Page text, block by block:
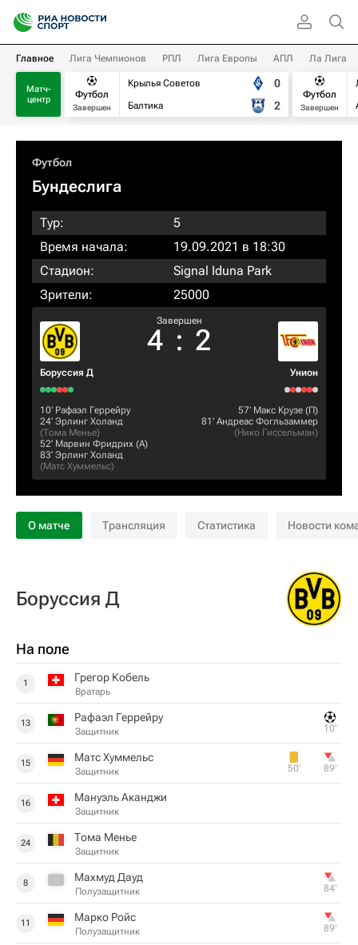
Главное Лига Чемпионов РПЛ Лига Европы АПЛ Ла Лига
Матч-
центр
Футбол
Завершен
Крылья Советов
Балтика
0
2
Футбол
Завершен
Футбол
Бундеслига
Тур:
5
Время начала:
19.09.2021 в 18:30
Стадион:
Signal Iduna Park
Зрители:
25000
Боруссия Д
Завершен
4 : 2
Унион
10‎’‎ Рафаэл Геррейру
24‎’‎ Эрлинг Холанд
(Тома Менье)
52‎’‎ Марвин Фридрих (А)
83‎’‎ Эрлинг Холанд
(Матс Хуммельс)
57‎’‎ Макс Крузе (П)
81‎’‎ Андреас Фогльзаммер
(Нико Гиссельман)
О матче Трансляция Статистика Новости
Боруссия Д
На поле
1 Грегор Кобель
Вратарь
13 Рафаэл Геррейру
Защитник 10‎’‎
15 Матс Хуммельс
Защитник 50‎’‎ 89‎’‎
16 Мануэль Аканджи
Защитник
24 Тома Менье
Защитник
8 Махмуд Дауд
Полузащитник 84‎’‎
11 Марко Ройс
Полузащитник 89‎’‎